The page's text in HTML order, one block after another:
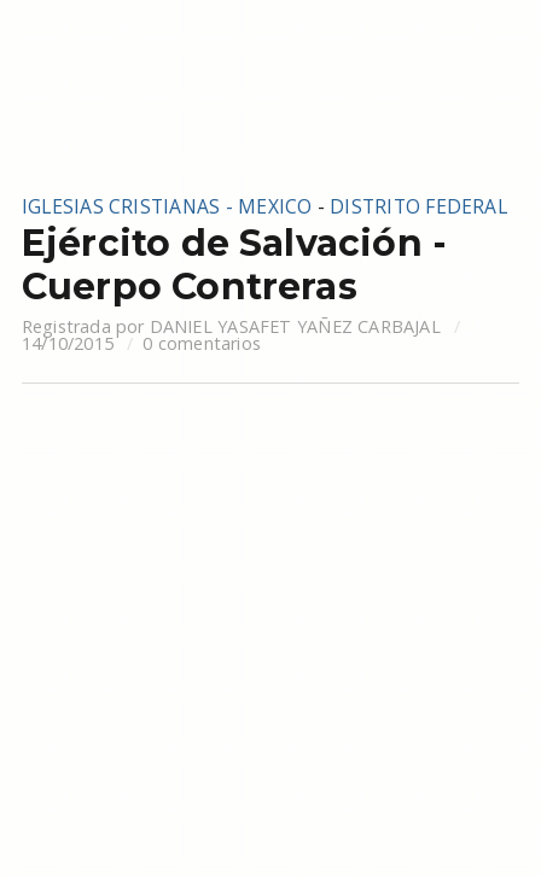
IGLESIAS CRISTIANAS - MEXICO - DISTRITO FEDERAL
Ejército de Salvación -
Cuerpo Contreras
Registrada por DANIEL YASAFET YAÑEZ CARBAJAL
14/10/2015 0 comentarios